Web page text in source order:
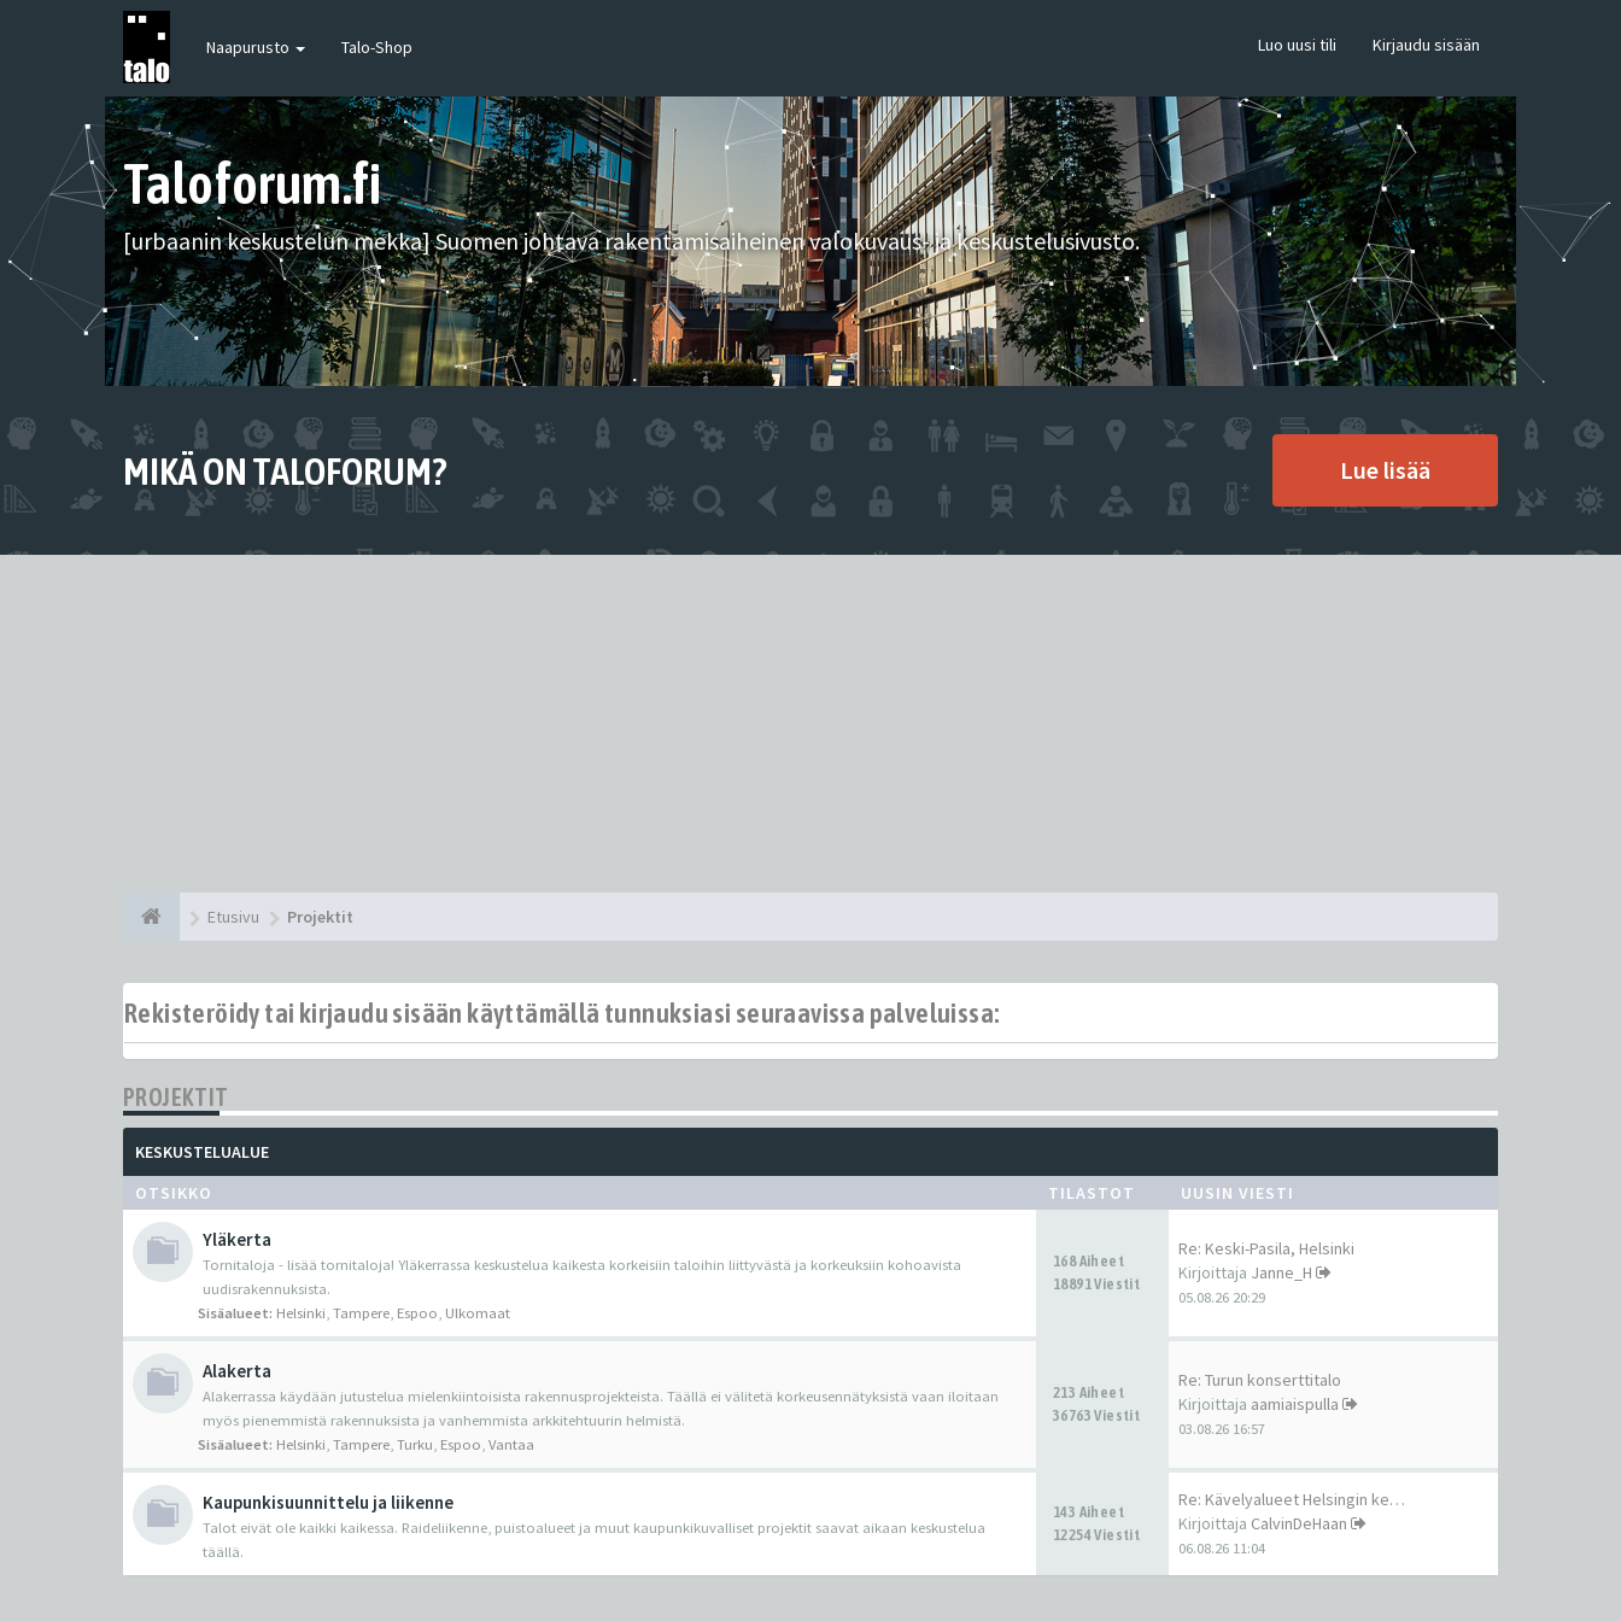
Naapurusto Talo-Shop Luo uusi tili Kirjaudu sisään
Taloforum.fi
[urbaanin keskustelun mekka] Suomen johtava rakentamisaiheinen valokuvaus- ja keskustelusivusto.
MIKÄ ON TALOFORUM? Lue lisää
Etusivu Projektit
Rekisteröidy tai kirjaudu sisään käyttämällä tunnuksiasi seuraavissa palveluissa:
PROJEKTIT
KESKUSTELUALUE
OTSIKKO
TILASTOT UUSIN VIESTI
Yläkerta
Tornitaloja - lisää tornitaloja! Yläkerrassa keskustelua kaikesta korkeisiin taloihin liittyvästä ja korkeuksiin kohoavista
uudisrakennuksista.
Sisäalueet: Helsinki Tampere Espoo Ulkomaat
168 Aiheet
18891 Viestit
Re: Keski-Pasila, Helsinki
Kirjoittaja Janne_H
05.08.26 20:29
Alakerta
Alakerrassa käydään jutustelua mielenkiintoisista rakennusprojekteista. Täällä ei välitetä korkeusennätyksistä vaan iloitaan
myös pienemmistä rakennuksista ja vanhemmista arkkitehtuurin helmistä.
Sisäalueet: Helsinki Tampere Turku Espoo Vantaa
213 Aiheet
36763 Viestit
Re: Turun konserttitalo
Kirjoittaja aamiaispulla
03.08.26 16:57
Kaupunkisuunnittelu ja liikenne
Talot eivät ole kaikki kaikessa. Raideliikenne, puistoalueet ja muut kaupunkikuvalliset projektit saavat aikaan keskustelua
täällä.
143 Aiheet
12254 Viestit
Re: Kävelyalueet Helsingin ke…
Kirjoittaja CalvinDeHaan
06.08.26 11:04